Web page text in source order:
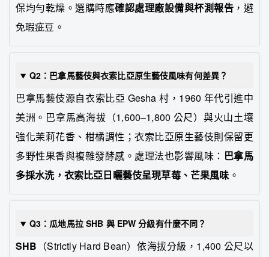
保均勻乾燥。選購時應確認處理廠設備與杯測報告 ，避
免瑕疵豆。
Q2：巴拿馬藝伎與衣索比亞原生藝伎風味有何差異？
巴拿馬藝伎源自衣索比亞 Gesha 村，1960 年代引進中
美洲。巴拿馬高海拔（1,600–1,800 公尺）與火山土壤
強化茉莉花香、柑橘調性；衣索比亞原生藝伎則保留更
多野性果香與複雜發酵感。處理法也影響風味： 巴拿馬
多採水洗，衣索比亞日曬藝伎呈現草莓、芒果風味 。
Q3：瓜地馬拉 SHB 與 EPW 分級有什麼不同？
SHB （Strictly Hard Bean）依海拔分級，1,400 公尺以